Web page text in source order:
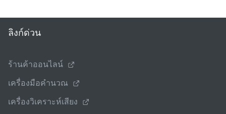
ลิงก์ด่วน
ร้านค้าออนไลน์
เครื่องมือคํานวณ
เครื่องวิเคราะห์เสียง